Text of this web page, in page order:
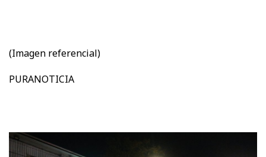
(Imagen referencial)
PURANOTICIA